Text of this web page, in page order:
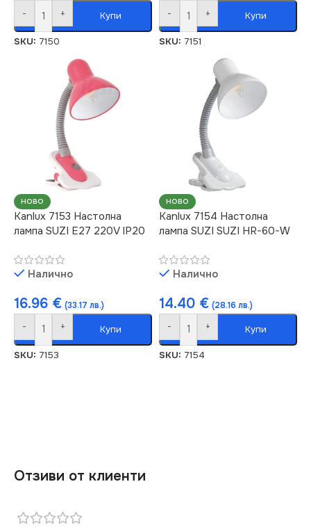
- + Купи
SKU: 7150
- + Купи
SKU: 7151
НОВО
Kanlux 7153 Настолна
лампа SUZI E27 220V IP20
Налично
16.96 € (33.17 лв.)
- + Купи
SKU: 7153
НОВО
Kanlux 7154 Настолна
лампа SUZI SUZI HR-60-W
Налично
14.40 € (28.16 лв.)
- + Купи
SKU: 7154
Отзиви от клиенти